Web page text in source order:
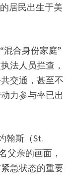
居民出生于美
混合身份家庭”
法人员拦查，
交通，甚至不
力参与率已出
翰斯（St.
父亲的画面，
急状态的重要